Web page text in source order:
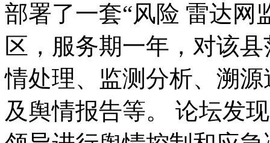
部署了一套“风险 雷达网
区，服务期一年，对该
情处理、监测分析、溯
及舆情报告等。 论坛发